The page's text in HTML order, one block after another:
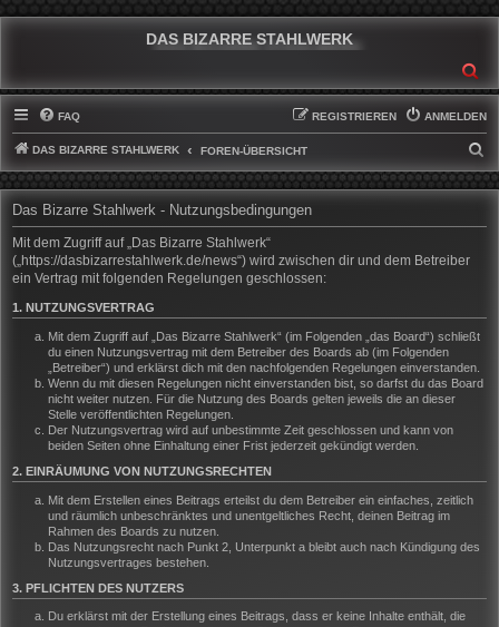
DAS BIZARRE STAHLWERK
FAQ ANMELDEN
REGISTRIEREN
DAS BIZARRE STAHLWERK FOREN-ÜBERSICHT
U
H
Das Bizarre Stahlwerk - Nutzungsbedingungen
Mit dem Zugriff auf „Das Bizarre Stahlwerk“
(„https://dasbizarrestahlwerk.de/news“) wird zwischen dir und dem Betreiber
ein Vertrag mit folgenden Regelungen geschlossen:
1. NUTZUNGSVERTRAG
Mit dem Zugriff auf „Das Bizarre Stahlwerk“ (im Folgenden „das Board“) schließt
du einen Nutzungsvertrag mit dem Betreiber des Boards ab (im Folgenden
„Betreiber“) und erklärst dich mit den nachfolgenden Regelungen einverstanden.
Wenn du mit diesen Regelungen nicht einverstanden bist, so darfst du das Board
nicht weiter nutzen. Für die Nutzung des Boards gelten jeweils die an dieser
Stelle veröffentlichten Regelungen.
Der Nutzungsvertrag wird auf unbestimmte Zeit geschlossen und kann von
beiden Seiten ohne Einhaltung einer Frist jederzeit gekündigt werden.
2. EINRÄUMUNG VON NUTZUNGSRECHTEN
Mit dem Erstellen eines Beitrags erteilst du dem Betreiber ein einfaches, zeitlich
und räumlich unbeschränktes und unentgeltliches Recht, deinen Beitrag im
Rahmen des Boards zu nutzen.
Das Nutzungsrecht nach Punkt 2, Unterpunkt a bleibt auch nach Kündigung des
Nutzungsvertrages bestehen.
3. PFLICHTEN DES NUTZERS
Du erklärst mit der Erstellung eines Beitrags, dass er keine Inhalte enthält, die